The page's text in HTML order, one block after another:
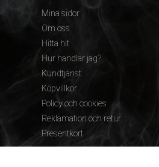
Mina sidor
Om oss
Hitta hit
Hur handlar jag?
Kundtjänst
Köpvillkor
Policy och cookies
Reklamation och retur
Presentkort